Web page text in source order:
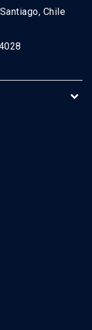
Chile